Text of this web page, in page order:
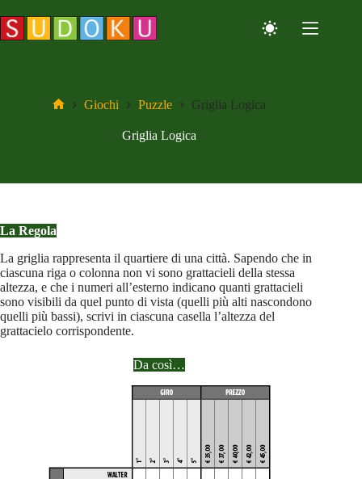
al
contenuto
Giochi Puzzle Griglia Logica
Griglia Logica
La Regola
La griglia rappresenta il quartiere di una città. Sapendo che in
ciascuna riga o colonna non vi sono grattacieli della stessa
altezza, e che i numeri all’esterno indicano quanti grattacieli
sono visibili da quel punto di vista (quelli più alti nascondono
quelli più bassi), scrivi in ciascuna casella l’altezza del
grattacielo corrispondente.
Da così…